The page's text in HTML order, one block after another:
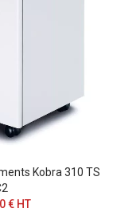
Kobra 310 TS
€ HT